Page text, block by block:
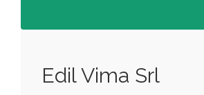
Edil Vima Srl